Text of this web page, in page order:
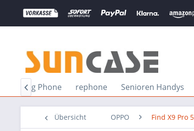
Nothing Phone rephone Senioren Handys

Übersicht OPPO Find X9 Pro